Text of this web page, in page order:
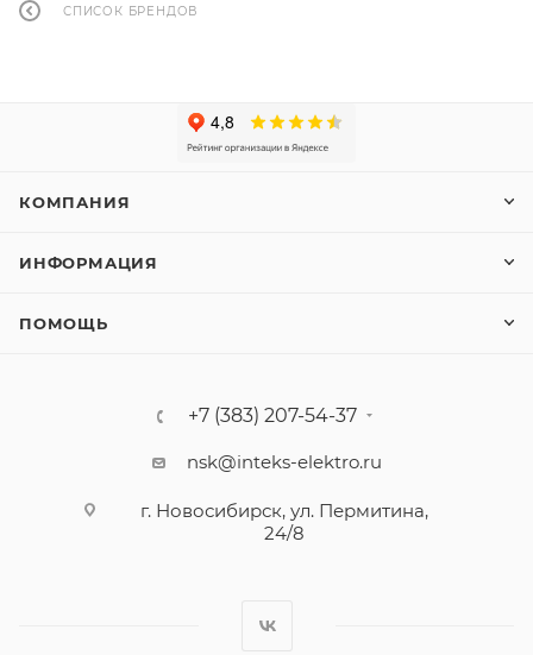
СПИСОК БРЕНДОВ
КОМПАНИЯ
ИНФОРМАЦИЯ
ПОМОЩЬ
+7 (383) 207-54-37
nsk@inteks-elektro.ru
г. Новосибирск, ул. Пермитина,
24/8